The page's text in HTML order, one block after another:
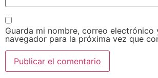
Guarda mi nombre, correo electrónico
navegador para la próxima vez que